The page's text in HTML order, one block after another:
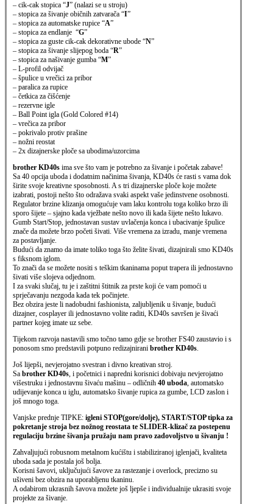
– cik-cak stopica “J” (nalazi se u stroju)
– stopica za šivanje običnih zatvarača “I”
– stopica za automatske rupice “A”
– stopica za endlanje “G”
– stopica za guste cik-cak dekorativne ubode “N”
– stopica za šivanje slijepog boda “R”
– stopica za našivanje gumba “M”
– L-profil odvijač
– špulice u vrečici za pribor
– paralica za rupice
– četkica za čišćenje
– rezervne igle
– Ball Point igla (Gold Colored #14)
– vrečica za pribor
– pokrivalo protiv prašine
– nožni reostat
– 2x dizajnerske ploče sa ubodima/uzorcima
brother KD40s ima sve što vam je potrebno za šivanje i početak zabave!
Sa 40 opcija uboda i dodatnim načinima šivanja, KD40s će rasti s vama dok
širite svoje kreativne sposobnosti. A s tri dizajnerske ploče koje možete
izabrati, postoji nešto što odražava svaki aspekt vaše jedinstvene osobnosti.
Regulator brzine klizanja omogućuje vam laku kontrolu toga koliko brzo ili
sporo šijete – sjajno kada vježbate nešto novo ili kada šijete nešto lukavo.
Gumb Start/Stop, jednostavan sustav uvlačenja konca i ubacivanje špulice
znače da možete brzo početi šivati. Više vremena za izradu, manje vremena
za postavljanje.
Budući da znamo da imate toliko toga što želite šivati, dizajnirali smo KD40s
s fiksnom iglom.
To znači da se možete nositi s teškim tkaninama poput trapera ili jednostavno
šivati ​​više slojeva odjednom.
I za svaki slučaj, tu je i zaštitni štitnik za prste koji će vam pomoći u
sprječavanju nezgoda kada tek počinjete.
Bez obzira jeste li nadobudni fashionista, zaljubljenik u šivanje, budući
dizajner, cosplayer ili jednostavno volite raditi, KD40s savršen je šivaći
partner kojeg imate uz sebe.
Tijekom razvoja nastavili smo točno tamo gdje se brother FS40 zaustavio i s
ponosom smo predstavili potpuno redizajnirani brother KD40s.
Još lijepši, nevjerojatno svestran i divno kreativan stroj.
Sa brother KD40s, i početnici i napredni korisnici dobivaju nevjerojatno
višestruku i jednostavnu šivaću mašinu – odličnih 40 uboda, automatsko
udijevanje konca u iglu, automatsko šivanje rupica za gumbe, LCD zaslon i
još mnogo toga.
Vanjske prednje TIPKE: igleni STOP(gore/dolje), START/STOP tipka za
pokretanje stroja bez nožnog reostata te SLIDER-klizač za postepenu
regulaciju brzine šivanja pružaju nam pravo zadovoljstvo u šivanju !
Zahvaljujući robusnom metalnom kućištu i stabiliziranoj iglenjači, kvaliteta
uboda sada je postala još bolja.
Korisni šavovi, uključujući šavove za rastezanje i overlock, precizno su
ušiveni bez obzira na uporabljenu tkaninu.
A odabirom ukrasnih šavova možete još ljepše i individualnije ukrasiti svoje
projekte za šivanje.